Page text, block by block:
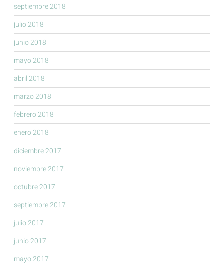
septiembre 2018
julio 2018
junio 2018
mayo 2018
abril 2018
marzo 2018
febrero 2018
enero 2018
diciembre 2017
noviembre 2017
octubre 2017
septiembre 2017
julio 2017
junio 2017
mayo 2017